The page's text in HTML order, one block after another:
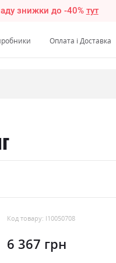
знижки до -40% тут
Оплата і Доставка
Код товару: l10050708
6 367 грн